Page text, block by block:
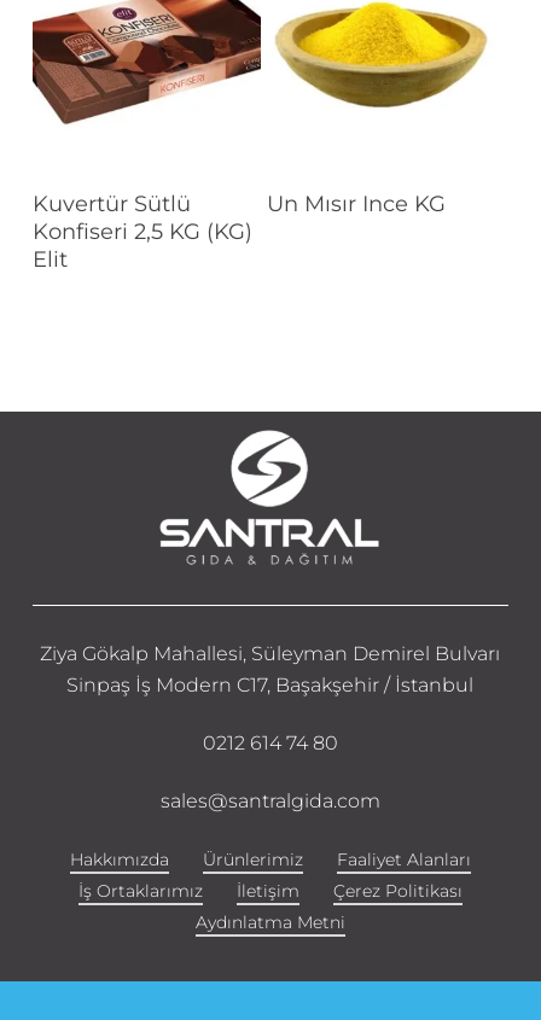
Devamını Oku
Kuvertür Sütlü
Konfiseri 2,5 KG (KG)
Elit
Devamını Oku
Un Mısır Ince KG
Ziya Gökalp Mahallesi, Süleyman Demirel Bulvarı
Sinpaş İş Modern C17, Başakşehir / İstanbul
0212 614 74 80
sales@santralgida.com
Hakkımızda Ürünlerimiz
Faaliyet Alanları
İş Ortaklarımız
İletişim
Çerez Politikası
Aydınlatma Metni